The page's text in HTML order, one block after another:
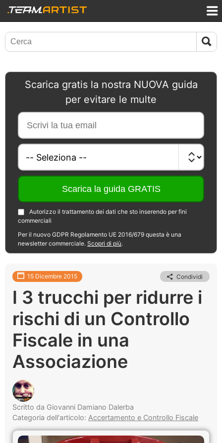
Scarica gratis la nostra NUOVA guida
per evitare le multe
Autorizzo il trattamento dei dati che sto inserendo per fini
commerciali
Per il nuovo GDPR Regolamento UE 2016/679 questa è una
newsletter commerciale. Scopri di più.
15 Dicembre 2015 Condividi
I 3 trucchi per ridurre i
rischi di un Controllo
Fiscale in una
Associazione
Scritto da Giovanni Damiano Dalerba
Categoria dell'articolo: Accertamento e Controllo Fiscale